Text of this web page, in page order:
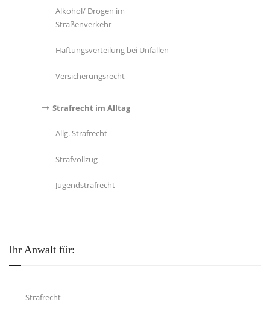
Alkohol/ Drogen im
Straßenverkehr
Haftungsverteilung bei Unfällen
Versicherungsrecht
Strafrecht im Alltag
Allg. Strafrecht
Strafvollzug
Jugendstrafrecht
Ihr Anwalt für:
Strafrecht